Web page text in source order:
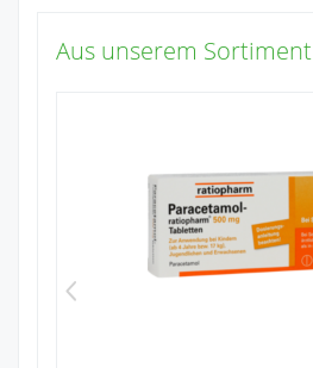
Aus unserem Sortiment